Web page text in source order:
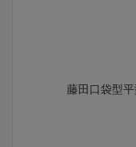
藤田口袋型